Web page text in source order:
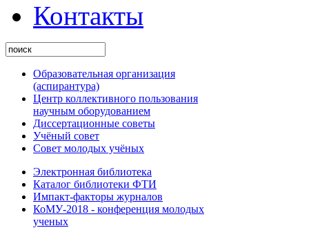
Контакты
Образовательная организация
(аспирантура)
Центр коллективного пользования
научным оборудованием
Диссертационные советы
Учёный совет
Совет молодых учёных
Электронная библиотека
Каталог библиотеки ФТИ
Импакт-факторы журналов
КоМУ-2018 - конференция молодых
ученых